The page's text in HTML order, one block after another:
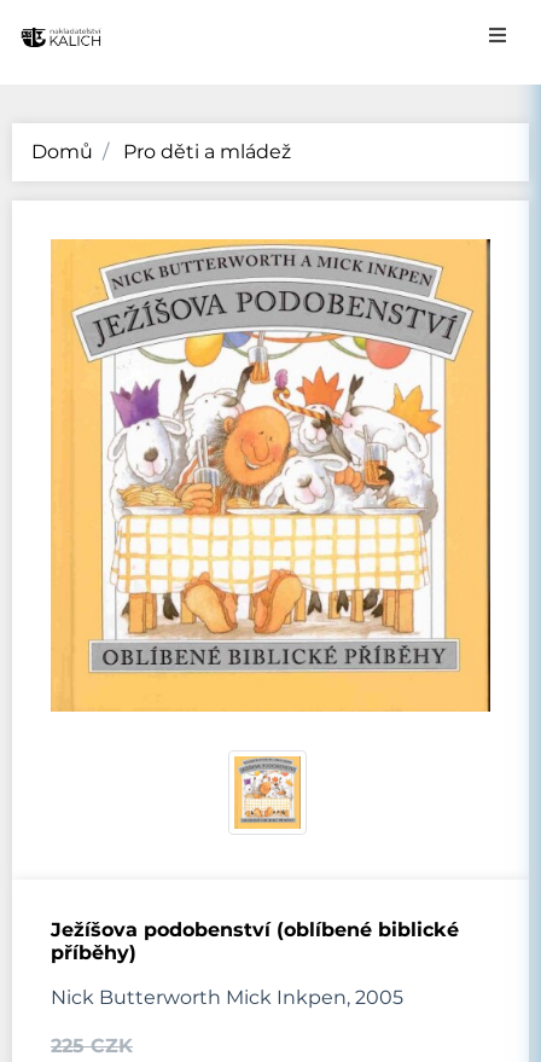
Domů Pro děti a mládež
Ježíšova podobenství (oblíbené biblické
příběhy)
Nick Butterworth Mick Inkpen, 2005
225 CZK